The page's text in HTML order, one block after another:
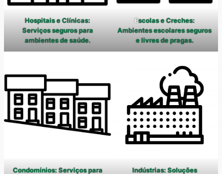
Hospitais e Clínicas:
Serviços seguros para
ambientes de saúde.
Escolas e Creches:
Ambientes escolares seguros
e livres de pragas.
Condomínios: Serviços para
Indústrias: Soluções